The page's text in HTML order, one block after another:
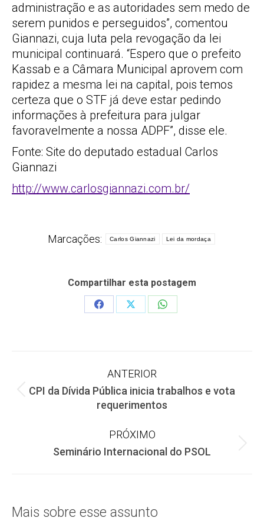
administração e as autoridades sem medo de
serem punidos e perseguidos”, comentou
Giannazi, cuja luta pela revogação da lei
municipal continuará. “Espero que o prefeito
Kassab e a Câmara Municipal aprovem com
rapidez a mesma lei na capital, pois temos
certeza que o STF já deve estar pedindo
informações à prefeitura para julgar
favoravelmente a nossa ADPF”, disse ele.
Fonte: Site do deputado estadual Carlos
Giannazi
http://www.carlosgiannazi.com.br/
Marcações: Carlos Giannazi Lei da mordaça
Compartilhar esta postagem
Share
Share
Share
Navegação
de
ANTERIOR
Post
anterior:
CPI da Dívida Pública inicia trabalhos e vota
requerimentos
PRÓXIMO
Próximo
Seminário Internacional do PSOL
Mais sobre esse assunto